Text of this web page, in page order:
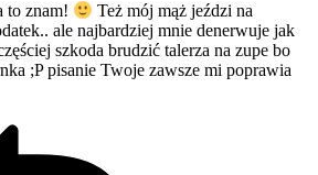
to znam!
Też mój mąż jeździ na
ale najbardziej mnie denerwuje jak
szkoda brudzić talerza na zupe bo
;P pisanie Twoje zawsze mi poprawia